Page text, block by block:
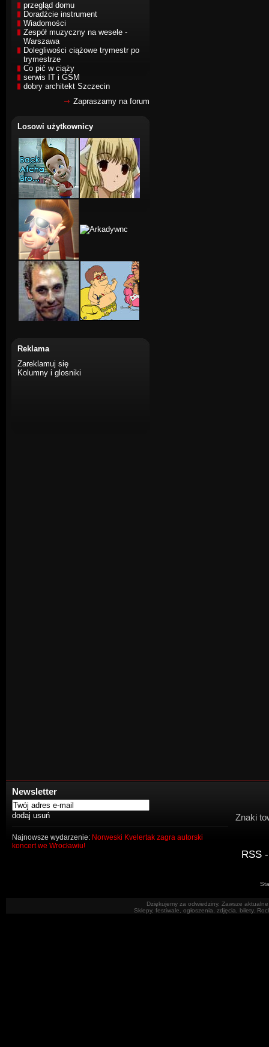
przegląd domu
Doradźcie instrument
Wiadomości
Zespół muzyczny na wesele -
Warszawa
Dolegliwości ciążowe trymestr po
trymestrze
Co pić w ciąży
serwis IT i GSM
dobry architekt Szczecin
Zapraszamy na forum
Losowi użytkownicy
Reklama
Zareklamuj się
Kolumny i glosniki
Newsletter
Najnowsze wydarzenie: Norweski Kvelertak zagra autorski
koncert we Wrocławiu!
Znaki
RSS
Dziękujemy za odwiedziny. Zawsze
Sklepy, festiwale, ogłoszenia, zdjęcia, bilety.